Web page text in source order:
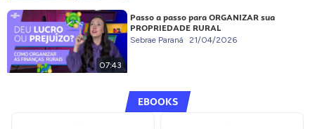
07:43
Passo a passo para ORGANIZAR sua
PROPRIEDADE RURAL
Sebrae Paraná 21/04/2026
EBOOKS